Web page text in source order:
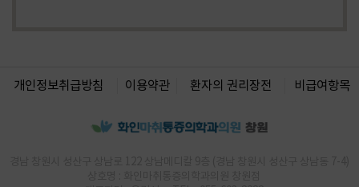
무릎인대손상
개인정보취급방침 이용약관 환자의 권리장전 비급여항목